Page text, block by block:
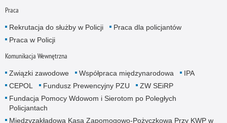
Praca
Rekrutacja do służby w Policji
Praca dla policjantów
Praca w Policji
Komunikacja Wewnętrzna
Związki zawodowe Współpraca międzynarodowa
IPA
CEPOL
Fundusz Prewencyjny PZU
ZW SEiRP
Fundacja Pomocy Wdowom i Sierotom po Poległych
Policjantach
Międzyzakładowa Kasa Zapomogowo-Pożyczkowa Przy KWP w